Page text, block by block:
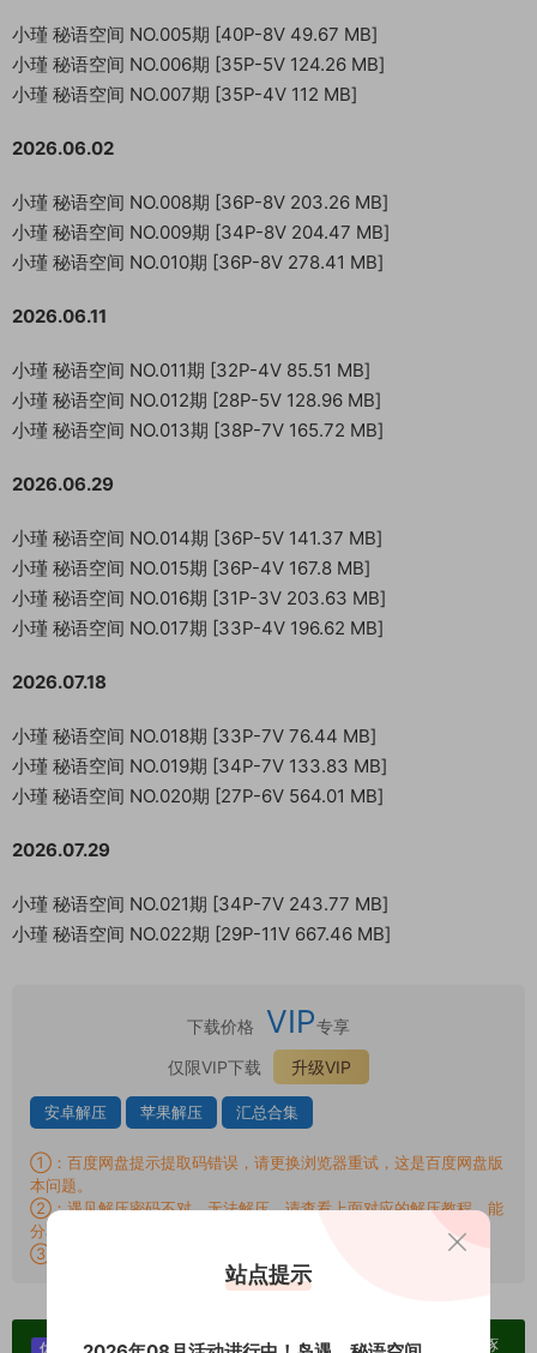
小瑾 秘语空间 NO.005期 [40P-8V 49.67 MB]
小瑾 秘语空间 NO.006期 [35P-5V 124.26 MB]
小瑾 秘语空间 NO.007期 [35P-4V 112 MB]
2026.06.02
小瑾 秘语空间 NO.008期 [36P-8V 203.26 MB]
小瑾 秘语空间 NO.009期 [34P-8V 204.47 MB]
小瑾 秘语空间 NO.010期 [36P-8V 278.41 MB]
2026.06.11
小瑾 秘语空间 NO.011期 [32P-4V 85.51 MB]
小瑾 秘语空间 NO.012期 [28P-5V 128.96 MB]
小瑾 秘语空间 NO.013期 [38P-7V 165.72 MB]
2026.06.29
小瑾 秘语空间 NO.014期 [36P-5V 141.37 MB]
小瑾 秘语空间 NO.015期 [36P-4V 167.8 MB]
小瑾 秘语空间 NO.016期 [31P-3V 203.63 MB]
小瑾 秘语空间 NO.017期 [33P-4V 196.62 MB]
2026.07.18
小瑾 秘语空间 NO.018期 [33P-7V 76.44 MB]
小瑾 秘语空间 NO.019期 [34P-7V 133.83 MB]
小瑾 秘语空间 NO.020期 [27P-6V 564.01 MB]
2026.07.29
小瑾 秘语空间 NO.021期 [34P-7V 243.77 MB]
小瑾 秘语空间 NO.022期 [29P-11V 667.46 MB]
下载价格 VIP专享
仅限VIP下载
升级VIP
安卓解压 苹果解压 汇总合集
①：百度网盘提示提取码错误，请更换浏览器重试，这是百度网盘版
本问题。
②：遇见解压密码不对、无法解压，请查看上面对应的解压教程，能
分享就肯定能解压！
③：提示：
批量搬运链接外发封禁权限说明-正常用户可无视！
优势： 单个博主作品统一整合分享、素材高度去重复、逐
站点提示